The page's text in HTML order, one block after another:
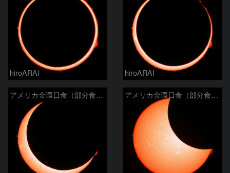
hiroARAI hiroARAI
アメリカ金環日食（部分食その２） アメリカ金環日食（部分食その１）